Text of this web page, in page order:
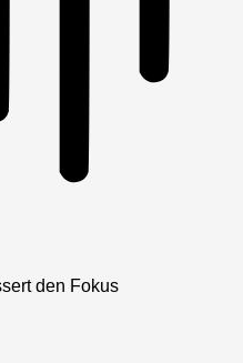
den Fokus